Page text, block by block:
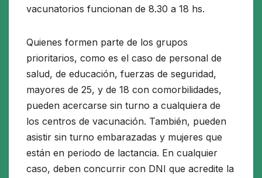
vacunatorios funcionan de 8.30 a 18 hs.
Quienes formen parte de los grupos
prioritarios, como es el caso de personal de
salud, de educación, fuerzas de seguridad,
mayores de 25, y de 18 con comorbilidades,
pueden acercarse sin turno a cualquiera de
los centros de vacunación. También, pueden
asistir sin turno embarazadas y mujeres que
están en periodo de lactancia. En cualquier
caso, deben concurrir con DNI que acredite la